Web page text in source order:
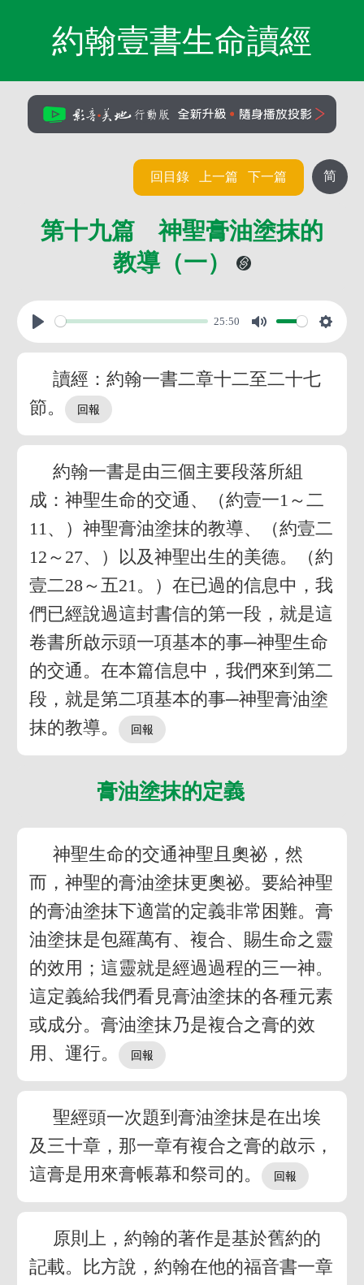
約翰壹書生命讀經
简
回目錄 上一篇 下一篇
第十九篇 神聖膏油塗抹的
教導（一）
25:50
讀經：約翰一書二章十二至二十七
節。
約翰一書是由三個主要段落所組
成：神聖生命的交通、（約壹一1～二
11、）神聖膏油塗抹的教導、（約壹二
12～27、）以及神聖出生的美德。（約
壹二28～五21。）在已過的信息中，我
們已經說過這封書信的第一段，就是這
卷書所啟示頭一項基本的事─神聖生命
的交通。在本篇信息中，我們來到第二
段，就是第二項基本的事─神聖膏油塗
抹的教導。
膏油塗抹的定義
神聖生命的交通神聖且奧祕，然
而，神聖的膏油塗抹更奧祕。要給神聖
的膏油塗抹下適當的定義非常困難。膏
油塗抹是包羅萬有、複合、賜生命之靈
的效用；這靈就是經過過程的三一神。
這定義給我們看見膏油塗抹的各種元素
或成分。膏油塗抹乃是複合之膏的效
用、運行。
聖經頭一次題到膏油塗抹是在出埃
及三十章，那一章有複合之膏的啟示，
這膏是用來膏帳幕和祭司的。
原則上，約翰的著作是基於舊約的
記載。比方說，約翰在他的福音書一章